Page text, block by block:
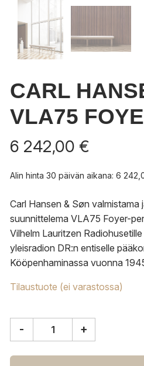
CARL
VLA75
6 242,00 €
Alin hinta 30 päivän aikana: 6
Carl Hansen & Søn valmistama
suunnittelema VLA75 Foyer-
Vilhelm Lauritzen
yleisradion DR:n entiselle
Kööpenhaminassa vuonna
Tilaustuote (ei varastossa)
&
- +